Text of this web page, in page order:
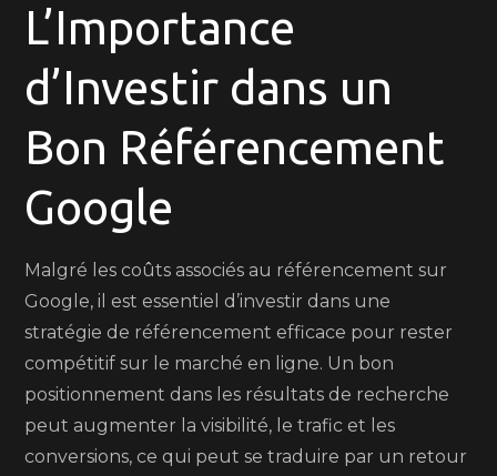
L’Importance
d’Investir dans un
Bon Référencement
Google
Malgré les coûts associés au référencement sur
Google, il est essentiel d’investir dans une
stratégie de référencement efficace pour rester
compétitif sur le marché en ligne. Un bon
positionnement dans les résultats de recherche
peut augmenter la visibilité, le trafic et les
conversions, ce qui peut se traduire par un retour